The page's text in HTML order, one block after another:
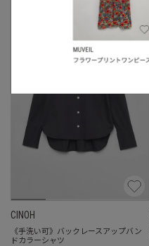
CINOH
《手洗い可》バックレースアップバン
ドカラーシャツ